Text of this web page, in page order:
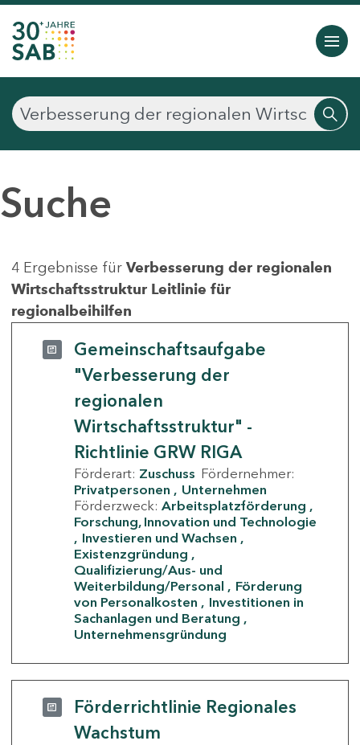
Suche
4 Ergebnisse für Verbesserung der regionalen
Wirtschaftsstruktur Leitlinie für
regionalbeihilfen
Gemeinschaftsaufgabe
"Verbesserung der
regionalen
Wirtschaftsstruktur" -
Richtlinie GRW RIGA
Förderart: Zuschuss Fördernehmer:
Privatpersonen
Unternehmen
Förderzweck: Arbeitsplatzförderung
Forschung, Innovation und Technologie
Investieren und Wachsen
Existenzgründung
Qualifizierung/Aus- und
Weiterbildung/Personal
Förderung
von Personalkosten
Investitionen in
Sachanlagen und Beratung
Unternehmensgründung
Förderrichtlinie Regionales
Wachstum